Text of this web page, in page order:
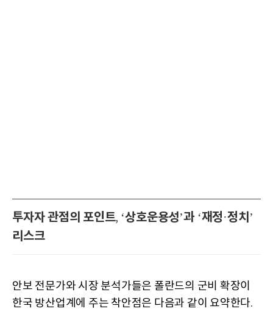
투자자 관점의 포인트, ‘상호운용성’과 ‘재정·정치 ’
리스크
안보 전문가와 시장 분석가들은 폴란드의 군비 확장이
한국 방산업계에 주는 착안점은 다음과 같이 요약한다.